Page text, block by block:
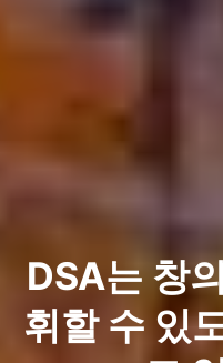
DSA는 창
휘할 수 있